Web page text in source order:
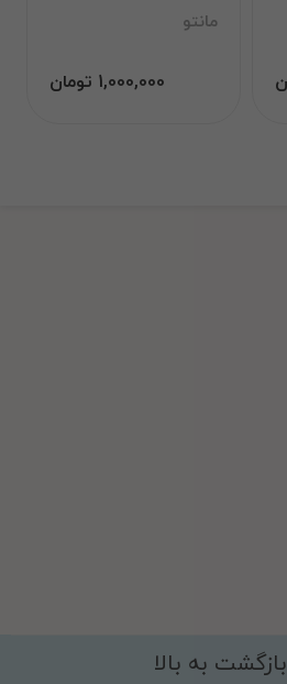
مانتو
1,000,000 تومان
بازگشت به بالا